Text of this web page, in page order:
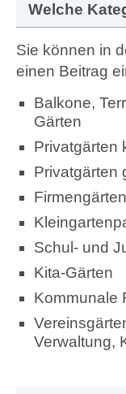
Welche
Sie können in
einen Beitrag
Balkone,
Gärten
Privatgärten
Privatgärten
Firmengärten
Schul - und
Kita-Gärten
Kommunale
Verwaltung,